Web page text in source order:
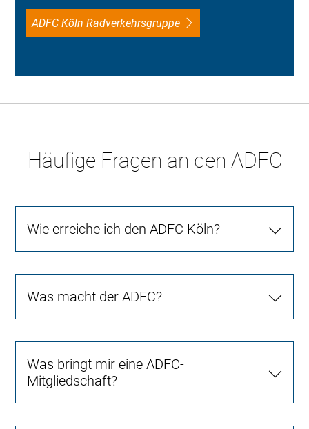
ADFC Köln Radverkehrsgruppe
Häufige Fragen an den ADFC
Wie erreiche ich den ADFC Köln?
Was macht der ADFC?
Was bringt mir eine ADFC-
Mitgliedschaft?